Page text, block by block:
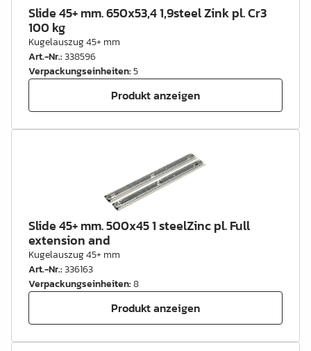
Slide 45+ mm. 650x53,4 1,9steel Zink pl. Cr3
100 kg
Kugelauszug 45+ mm
Art.-Nr.:338596
Verpackungseinheiten:5
Produkt anzeigen
Slide 45+ mm. 500x45 1 steelZinc pl. Full
extension and
Kugelauszug 45+ mm
Art.-Nr.:336163
Verpackungseinheiten:8
Produkt anzeigen